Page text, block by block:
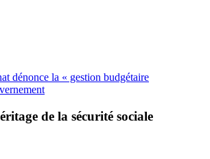
dénonce la « gestion budgétaire
de la sécurité sociale